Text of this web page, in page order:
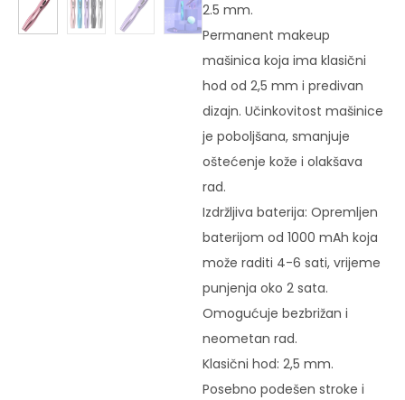
2.5 mm.
Permanent makeup
mašinica koja ima klasični
hod od 2,5 mm i predivan
dizajn. Učinkovitost mašinice
je poboljšana, smanjuje
oštećenje kože i olakšava
rad.
Izdržljiva baterija: Opremljen
baterijom od 1000 mAh koja
može raditi 4-6 sati, vrijeme
punjenja oko 2 sata.
Omogućuje bezbrižan i
neometan rad.
Klasični hod: 2,5 mm.
Posebno podešen stroke i